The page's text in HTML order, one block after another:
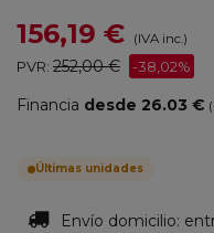
156,19 € (IVA inc.)
PVR: 252,00 € -38,02%
Financia desde 26.03 €
Últimas unidades
Envío domicilio: